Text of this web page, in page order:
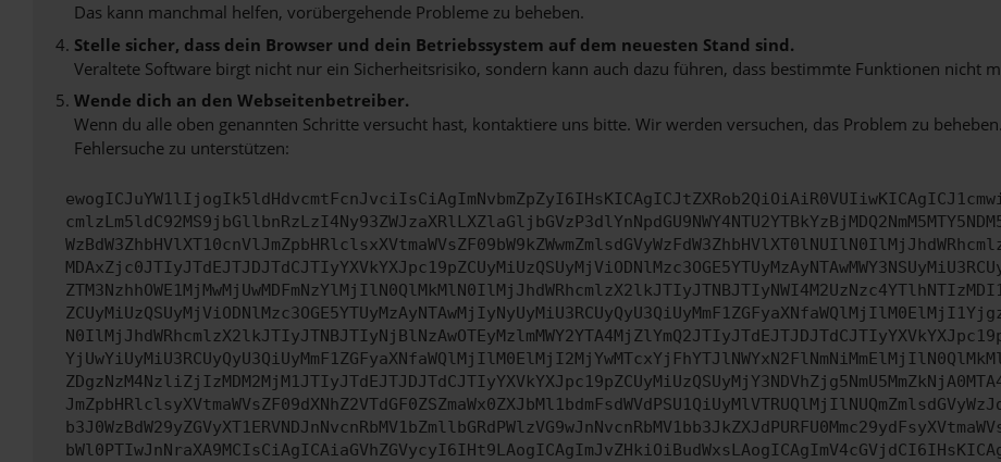
Das kann manchmal helfen, vorübergehende Probleme zu beheben.
Stelle sicher, dass dein Browser und dein Betriebssystem auf dem neuesten Stand sind.
Veraltete Software birgt nicht nur ein Sicherheitsrisiko, sondern kann auch dazu führen, dass bestimmte Funktionen nicht
Wende dich an den Webseitenbetreiber.
Wenn du alle oben genannten Schritte versucht hast, kontaktiere uns bitte. Wir werden versuchen, das Problem zu
Fehlersuche zu unterstützen: